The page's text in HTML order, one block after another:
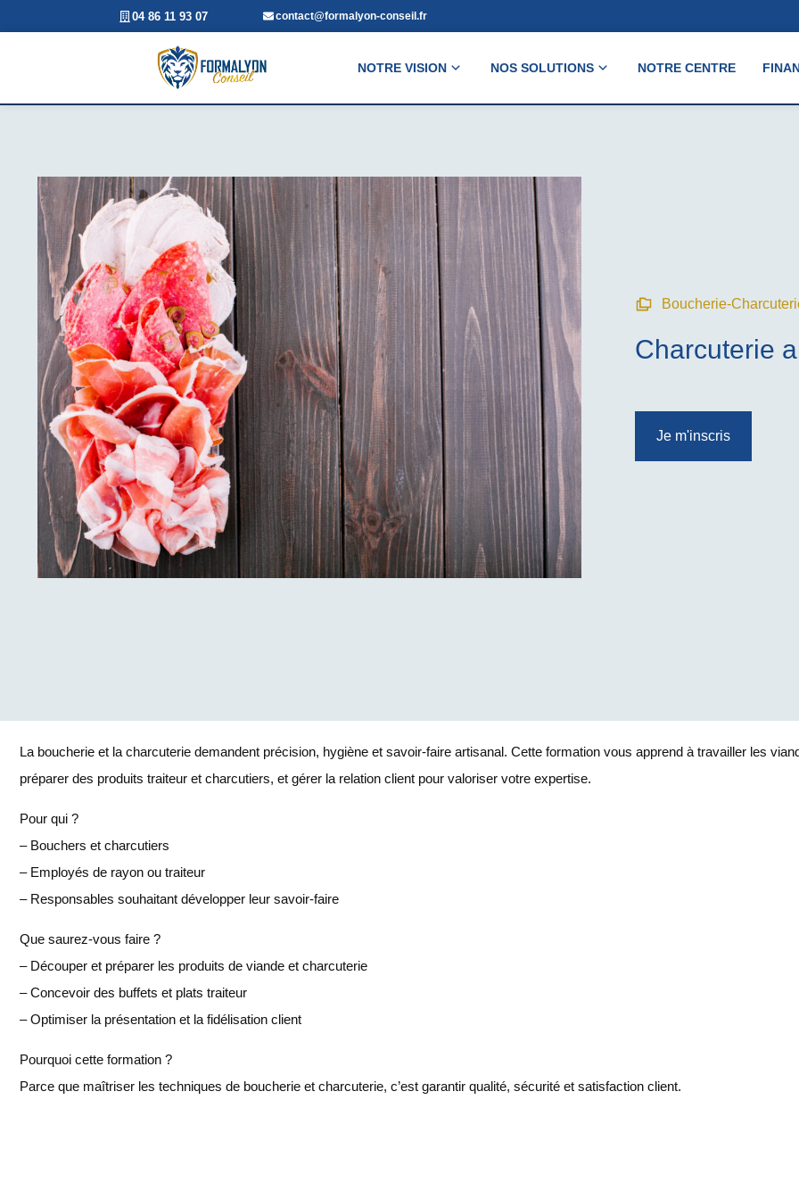
04 86 11 93 07 contact@formalyon-conseil.fr
NOTRE VISION NOS SOLUTIONS NOTRE CENTRE
Boucherie-
Charcuterie
Je m'inscris
La boucherie et la charcuterie demandent précision, hygiène et savoir-faire artisanal. Cette formation vous apprend à travailler les
préparer des produits traiteur et charcutiers, et gérer la relation client pour valoriser votre expertise.
Pour qui ?
– Bouchers et charcutiers
– Employés de rayon ou traiteur
– Responsables souhaitant développer leur savoir-faire
Que saurez-vous faire ?
– Découper et préparer les produits de viande et charcuterie
– Concevoir des buffets et plats traiteur
– Optimiser la présentation et la fidélisation client
Pourquoi cette formation ?
Parce que maîtriser les techniques de boucherie et charcuterie, c’est garantir qualité, sécurité et satisfaction client.